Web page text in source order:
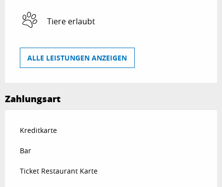
Tiere erlaubt
ALLE LEISTUNGEN ANZEIGEN
Zahlungsart
Kreditkarte
Bar
Ticket Restaurant Karte